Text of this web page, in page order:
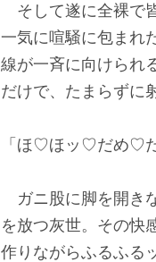
そして遂に全裸で
一気に喧騒に包まれ
線が一斉に向けられ
だけで、たまらずに
「ほ♡ほッ♡だめ♡
ガニ股に脚を開き
を放つ灰世。その快
作りながらふるふる